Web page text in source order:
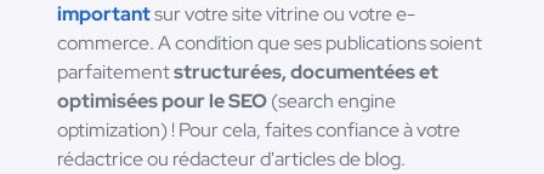
importantsur votre site vitrine ou votre e-
commerce. A condition que ses publications soient
parfaitementstructurées, documentées et
optimisées pour le SEO(search engine
optimization) ! Pour cela, faites confiance à votre
rédactrice ou rédacteur d'articles de blog.